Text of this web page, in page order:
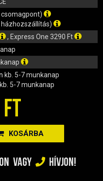
csomagpont)
házhozszállítás)
, Express One 3290 Ft
kb. 5-7 munkanap
kb. 5-7 munkanap
KOSÁRBA
VAGY HÍVJON!